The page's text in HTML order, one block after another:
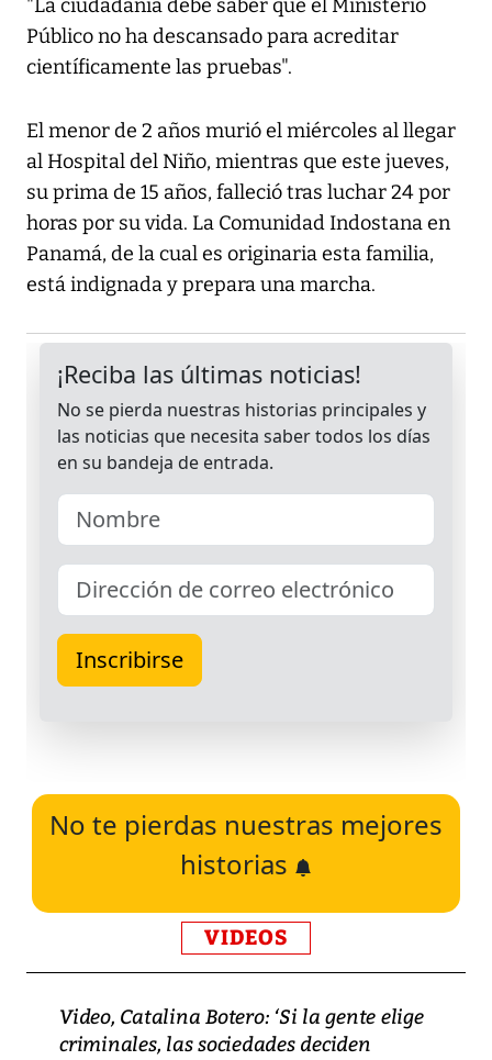
"La ciudadanía debe saber que el Ministerio
Público no ha descansado para acreditar
científicamente las pruebas".
El menor de 2 años murió el miércoles al llegar
al Hospital del Niño, mientras que este jueves,
su prima de 15 años, falleció tras luchar 24 por
horas por su vida. La Comunidad Indostana en
Panamá, de la cual es originaria esta familia,
está indignada y prepara una marcha.
No te pierdas nuestras mejores
historias
VIDEOS
Video, Catalina Botero: ‘Si la gente elige
criminales, las sociedades deciden